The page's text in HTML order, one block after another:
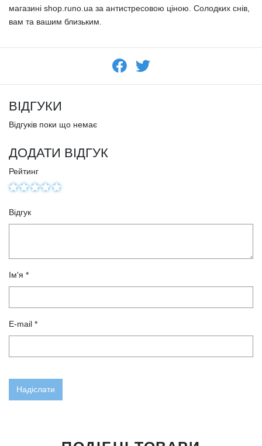
магазині shop.runo.ua за антистресовою ціною. Солодких снів,
вам та вашим близьким.
ВІДГУКИ
Відгуків поки що немає
ДОДАТИ ВІДГУК
Рейтинг
Відгук
Ім'я *
E-mail *